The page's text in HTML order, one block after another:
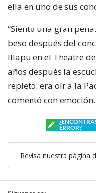
ella en uno de sus
“Siento una gran
beso después del
Illapu en el Théâtre
años después la
repleto: era oír a la
comentó con emoción.
ERROR?
Revisa nuestra página